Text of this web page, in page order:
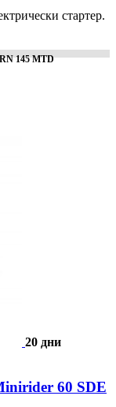
стартер.
145 MTD
20 дни
60 SDE